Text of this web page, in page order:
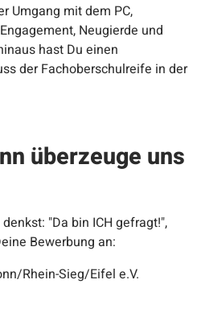
Umgang mit dem PC,
Neugierde und
hast Du einen
der Fachoberschulreife in der
überzeuge uns
"Da bin ICH gefragt!",
Bewerbung an:
Rhein-Sieg/Eifel e.V.